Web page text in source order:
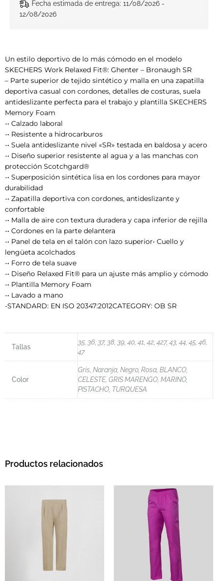
Fecha estimada de entrega: 11/08/2026 -
12/08/2026
Un estilo deportivo de lo más cómodo en el modelo
SKECHERS Work Relaxed Fit®: Ghenter – Bronaugh SR
– Parte superior de tejido sintético y malla en una zapatilla
deportiva casual con cordones, detalles de costuras, suela
antideslizante perfecta para el trabajo y plantilla SKECHERS
Memory Foam
-• Calzado laboral
-• Resistente a hidrocarburos
-• Suela antideslizante nivel «SR» testada en baldosa y acero
-• Diseño superior resistente al agua y a las manchas con
protección Scotchgard®
-• Superposición sintética lisa en los cordones para mayor
durabilidad
-• Zapatilla deportiva con cordones, antideslizante y
confortable
-• Malla de aire con textura duradera y capa inferior de rejilla
-• Cordones en la parte delantera
-• Panel de tela en el talón con lazo superior• Cuello y
lengüeta acolchados
-• Forro de tela suave
-• Diseño Relaxed Fit® para un ajuste más amplio y cómodo
-• Plantilla Memory Foam
-• Lavado a mano
-STANDARD: EN ISO 20347:2012CATEGORY: OB SR
Tallas
35, 36, 37, 38, 39, 40, 41, 42, 427, 43, 44, 45, 46,
47
Color
Gris, Naranja, Negro, Rosa, BLANCO,
CELESTE, GRIS MARENGO, MARINO,
PISTACHO, TURQUESA
Productos relacionados
Este producto tiene múltiples variantes.
Rango de precios: